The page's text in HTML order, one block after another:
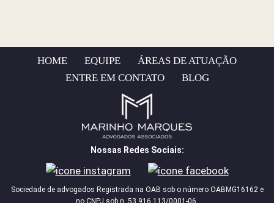
HOME EQUIPE
ÁREAS DE ATUAÇÃO
ENTRE EM CONTATO
BLOG
Nossas Redes Sociais:
Sociedade de advogados Registrada na OAB sob o número OABMG16162 e